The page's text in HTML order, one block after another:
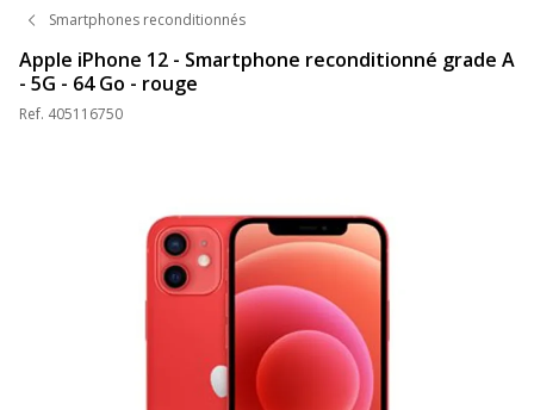
Smartphones reconditionnés
Apple iPhone 12 - Smartphone reconditionné grade A
- 5G - 64 Go - rouge
Ref. 405116750